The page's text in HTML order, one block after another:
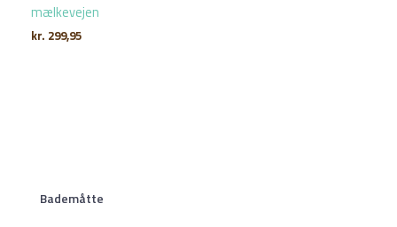
Bademåtte
mælkevejen
kr. 299,95